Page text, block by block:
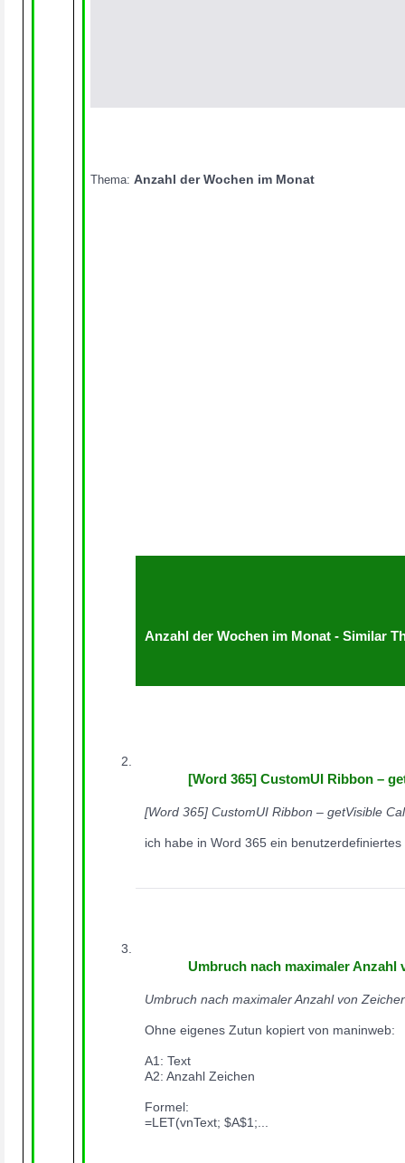
Thema: Anzahl der Wochen im Monat
Anzahl der Wochen im Monat - Similar
[Word 365] CustomUI Ribbon –
[Word 365] CustomUI Ribbon – getVisible
ich habe in Word 365 ein
Umbruch nach maximaler Anzahl
Umbruch nach maximaler Anzahl von
Ohne eigenes Zutun kopiert von maninweb:
A1: Text
A2: Anzahl Zeichen
Formel:
=LET(vnText; $A$1;...